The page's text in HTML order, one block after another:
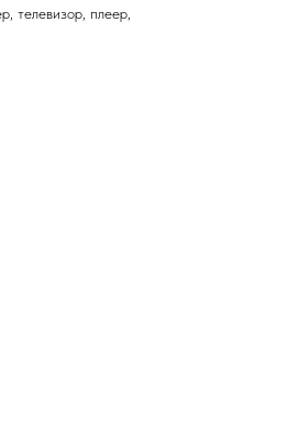
телевизор, плеер,